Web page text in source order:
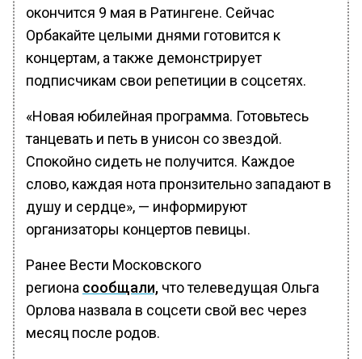
окончится 9 мая в Ратингене. Сейчас
Орбакайте целыми днями готовится к
концертам, а также демонстрирует
подписчикам свои репетиции в соцсетях.
«Новая юбилейная программа. Готовьтесь
танцевать и петь в унисон со звездой.
Спокойно сидеть не получится. Каждое
слово, каждая нота пронзительно западают в
душу и сердце», — информируют
организаторы концертов певицы.
Ранее Вести Московского
региона сообщали, что телеведущая Ольга
Орлова назвала в соцсети свой вес через
месяц после родов.